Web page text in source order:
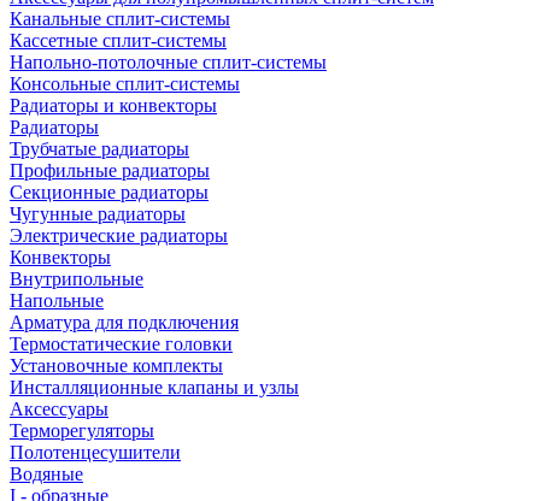
Канальные сплит-системы
Кассетные сплит-системы
Напольно-потолочные сплит-системы
Консольные сплит-системы
Радиаторы и конвекторы
Радиаторы
Трубчатые радиаторы
Профильные радиаторы
Секционные радиаторы
Чугунные радиаторы
Электрические радиаторы
Конвекторы
Внутрипольные
Напольные
Арматура для подключения
Термостатические головки
Установочные комплекты
Инсталляционные клапаны и узлы
Аксессуары
Терморегуляторы
Полотенцесушители
Водяные
I - образные